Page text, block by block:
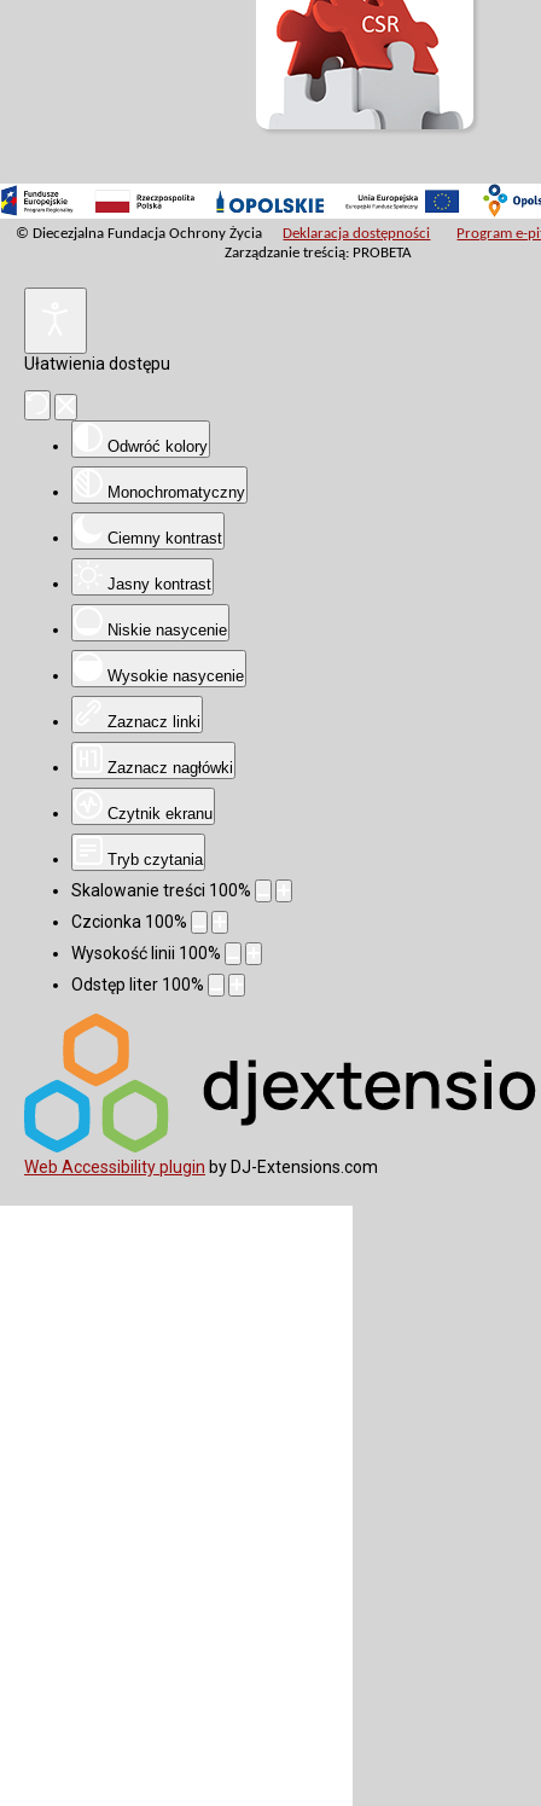
© Diecezjalna Fundacja Ochrony Życia Deklaracja dostępności
Program e-
Zarządzanie treścią: PROBETA
Ułatwienia dostępu
Odwróć kolory
Monochromatyczny
Ciemny kontrast
Jasny kontrast
Niskie nasycenie
Wysokie nasycenie
Zaznacz linki
Zaznacz nagłówki
Czytnik ekranu
Tryb czytania
Skalowanie treści 100%
Czcionka 100%
Wysokość linii 100%
Odstęp liter 100%
Web Accessibility plugin by DJ-Extensions.com